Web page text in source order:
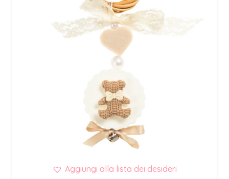
Aggiungi alla lista dei desideri